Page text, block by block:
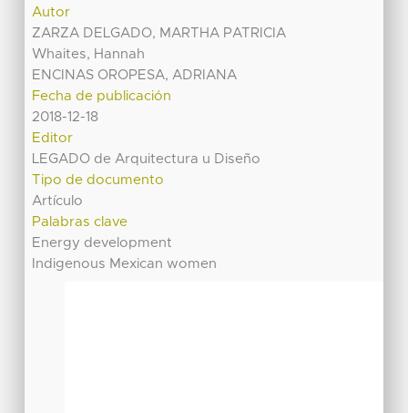
Autor
ZARZA DELGADO, MARTHA PATRICIA
Whaites, Hannah
ENCINAS OROPESA, ADRIANA
Fecha de publicación
2018-12-18
Editor
LEGADO de Arquitectura u Diseño
Tipo de documento
Artículo
Palabras clave
Energy development
Indigenous Mexican women